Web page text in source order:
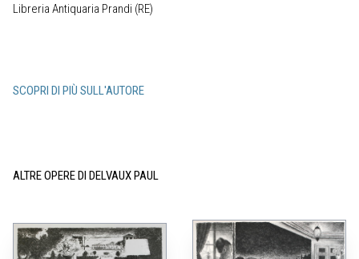
Libreria Antiquaria Prandi (RE)
SCOPRI DI PIÙ SULL'AUTORE
ALTRE OPERE DI DELVAUX PAUL